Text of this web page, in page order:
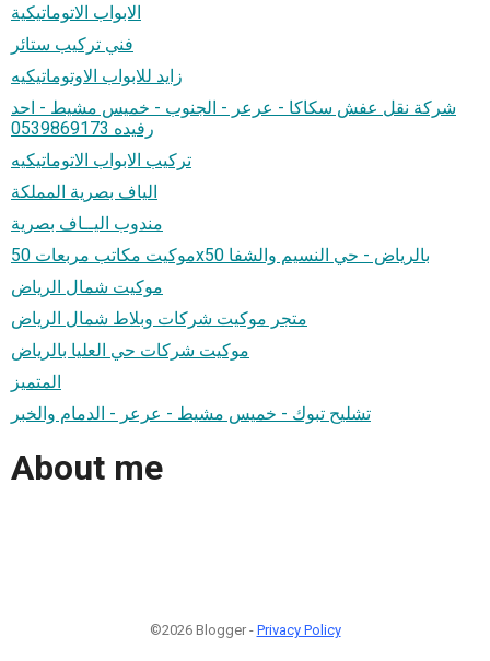
الابواب الاتوماتيكية
فني تركيب ستائر
زايد للابواب الاوتوماتيكيه
شركة نقل عفش سكاكا - عرعر - الجنوب - خميس مشيط - احد
رفيده 0539869173
تركيب الابواب الاتوماتيكيه
الياف بصرية المملكة
مندوب اليــاف بصرية
موكيت مكاتب مربعات 50x50 بالرياض - حي النسيم والشفا
موكيت شمال الرياض
متجر موكيت شركات وبلاط شمال الرياض
موكيت شركات حي العليا بالرياض
المتميز
تشليح تبوك - خميس مشيط - عرعر - الدمام والخبر
About me
©2026 Blogger - Privacy Policy